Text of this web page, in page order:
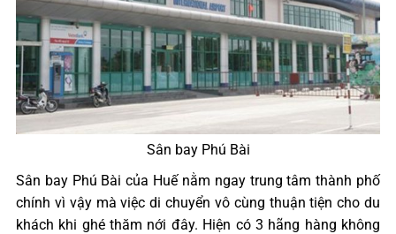
Sân bay Phú Bài
Sân bay Phú Bài của Huế nằm ngay trung tâm thành phố
chính vì vậy mà việc di chuyển vô cùng thuận tiện cho du
khách khi ghé thăm nới đây. Hiện có 3 hãng hàng không